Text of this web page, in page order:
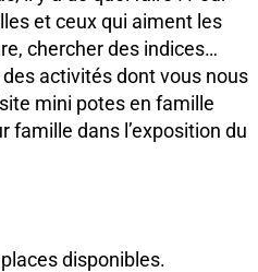
et ceux qui aiment les
chercher des indices…
activités dont vous nous
mini potes en famille
famille dans l’exposition du
disponibles.